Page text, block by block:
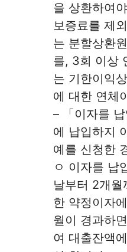
을 상환하여
보증료를 제
는 분할상환
를, 3회 이상
는 기한이익
에 대한 연체
– 「이자를 납
에 납입하지
예를 신청한
ㅇ 이자를 납
날부터 2개월
한 약정이자
월이 경과하
여 대출잔액